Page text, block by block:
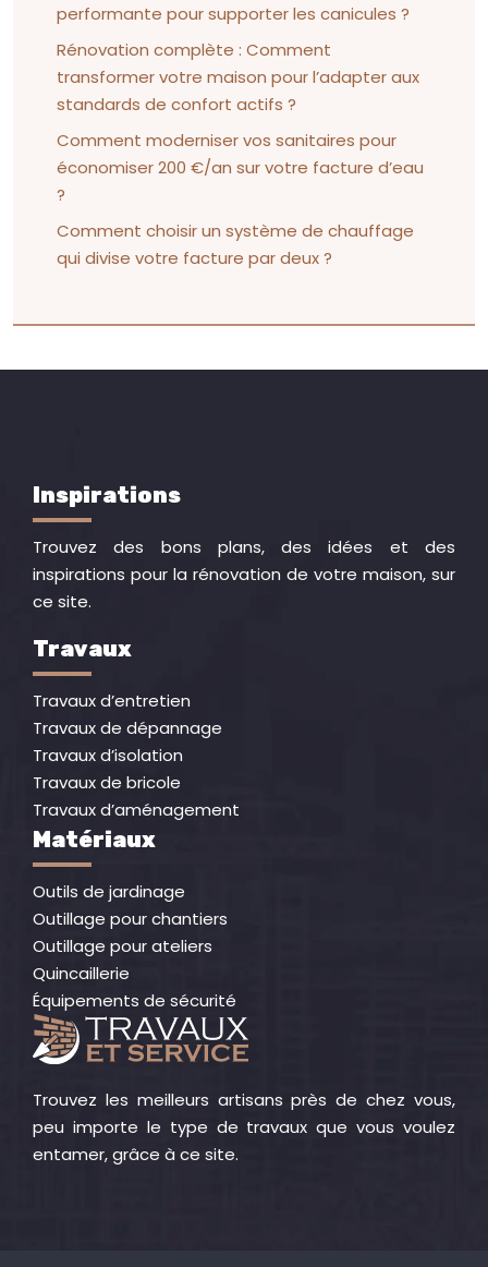
performante pour supporter les canicules ?
Rénovation complète : Comment
transformer votre maison pour l’adapter aux
standards de confort actifs ?
Comment moderniser vos sanitaires pour
économiser 200 €/an sur votre facture d’eau
?
Comment choisir un système de chauffage
qui divise votre facture par deux ?
Inspirations
Trouvez des bons plans, des idées et des
inspirations pour la rénovation de votre maison, sur
ce site.
Travaux
Travaux d’entretien
Travaux de dépannage
Travaux d’isolation
Travaux de bricole
Travaux d’aménagement
Matériaux
Outils de jardinage
Outillage pour chantiers
Outillage pour ateliers
Quincaillerie
Équipements de sécurité
Trouvez les meilleurs artisans près de chez vous,
peu importe le type de travaux que vous voulez
entamer, grâce à ce site.